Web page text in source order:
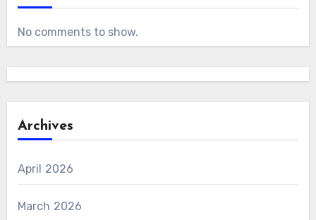
No comments to show.
Archives
April 2026
March 2026